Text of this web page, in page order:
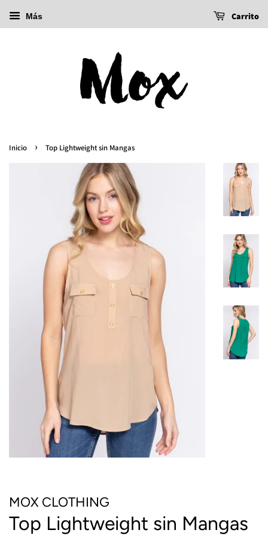
Más Carrito
Inicio › Top Lightweight sin Mangas
MOX CLOTHING
Top Lightweight sin Mangas